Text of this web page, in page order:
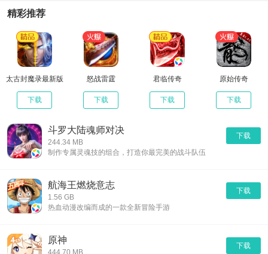
精彩推荐
太古封魔录最新版
下载
怒战雷霆
下载
君临传奇
下载
原始传奇
下载
斗罗大陆魂师对决
244.34 MB
下载
制作专属灵魂技的组合，打造你最完美的战斗队伍
航海王燃烧意志
1.56 GB
下载
热血动漫改编而成的一款全新冒险手游
原神
下载